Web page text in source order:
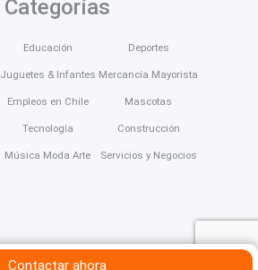
Contactar ahora
Categorías
Educación
Juguetes & Infantes
Empleos en Chile
Tecnología
Música Moda Arte
Deportes
Mercancía Mayorista
Mascotas
Construcción
Servicios y Negocios